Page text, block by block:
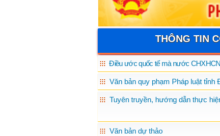
THÔNG TIN
Điều ước quốc tế mà nước
Văn bản quy phạm Pháp luật tỉnh
Tuyên truyền, hướng dẫn thực
Văn bản dự thảo